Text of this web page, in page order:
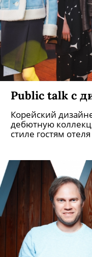
Public talk с
Корейский
дебютную
стиле гостям